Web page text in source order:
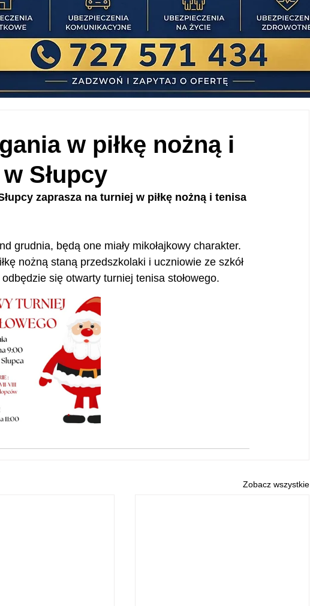
w piłkę nożną i
Słupcy
zaprasza na turniej w piłkę nożną i tenisa
grudnia, będą one miały mikołajkowy charakter.
nożną staną przedszkolaki i uczniowie ze szkół
się otwarty turniej tenisa stołowego.
Zobacz wszystkie